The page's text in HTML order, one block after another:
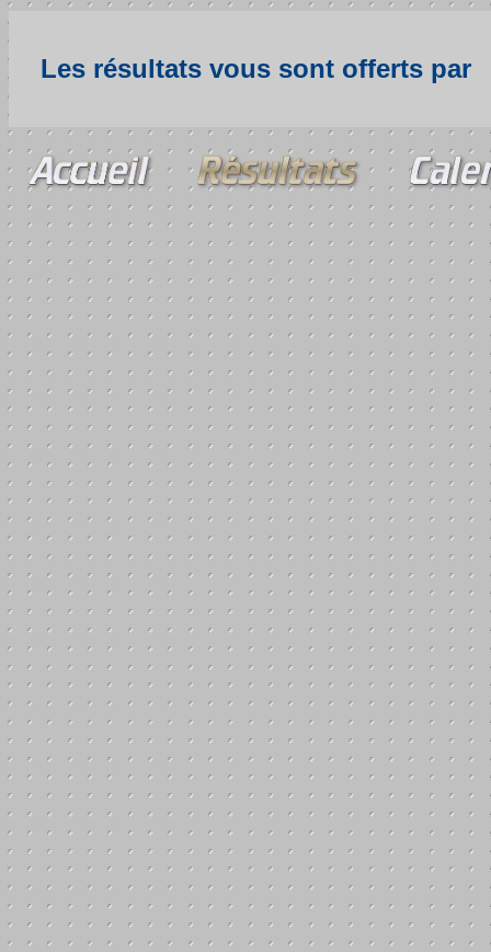
Les résultats vous sont offerts par